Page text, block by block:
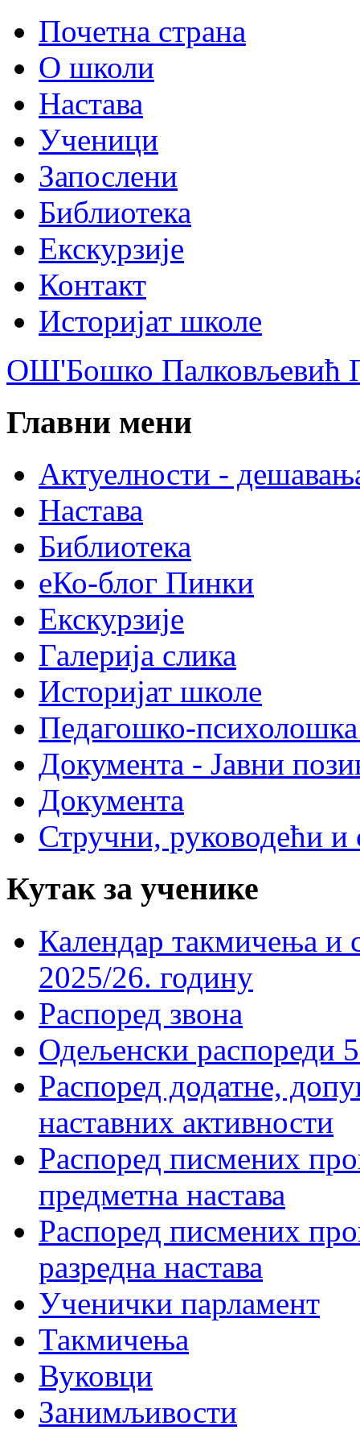
Почетна страна
О школи
Настава
Ученици
Запослени
Библиотека
Екскурзије
Контакт
Историјат школе
ОШ'Бошко Палковљевић
Главни мени
Актуелности -
Настава
Библиотека
еКо-блог Пинки
Екскурзије
Галерија слика
Историјат школе
Педагошко-психолошка
Документа - Јавни
Документа
Стручни, руководећи и
Кутак за ученике
Календар такмичења
2025/26. годину
Распоред звона
Одељенски распореди
Распоред додатне,
наставних активности
Распоред писмених
предметна настава
Распоред писмених
разредна настава
Ученички парламент
Такмичења
Вуковци
Занимљивости